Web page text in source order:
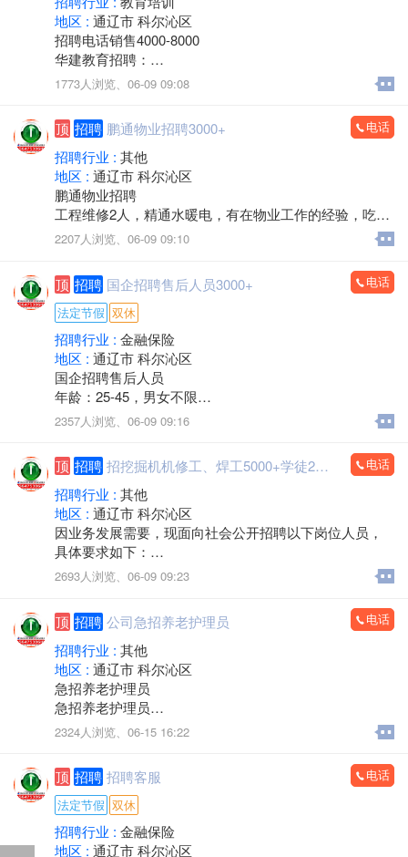
医院资质齐全，各类证件有效，目前正常营业，现金流
充裕，持续盈利，口碑良好，老客户稳定。
转让包含：房产+一级医院资质+现有运营业务，接手即
可正常经营，可协助办理法人变更及相关手续。
诚意转让，价格面议，中介、非诚勿扰。
地区 : 通辽市 科尔沁区
招聘电话销售4000-8000
华建教育招聘：
负责线上、线下课程的销售和服务
主营项目：
执业兽医师、执业药师、二级建造师、中专、大专和本
科学历提升
有无经验都可，有销冠老师带
上班时间：
8点30-12点，下午2点30-6点
每周休息一天
法定节假日休息
过年半个月休息
待遇：保底+绩效提成+团队提成+个人分成+各种福利、
年收入5-8万左右
电话微信同号：18947357031张老师(如需咨询，请在上
班时间拨打)
华建教育
1773人浏览、 06-09 09:08
顶 招聘 鹏通物业招聘3000+ 电话
招聘行业 : 其他
地区 : 通辽市 科尔沁区
鹏通物业招聘
工程维修2人，精通水暖电，有在物业工作的经验，吃苦
耐劳，年龄58周岁以下，带证。
工资待遇：3000-4000元四天公休，节假日串休。
联系电话：15334921717
2207人浏览、 06-09 09:10
顶 招聘 国企招聘售后人员3000+
电话
法定节假 双休
招聘行业 : 金融保险
地区 : 通辽市 科尔沁区
国企招聘售后人员
年龄：25-45，男女不限
工作内容：信息整理，负责打回访电话，工作简单自
由，提供培训。
薪资待遇：半天班，早8.30至10.30，周六日双休，节假
日休。 保底3000+服务津贴。
联系人：靳经理15547555921
2357人浏览、 06-09 09:16
顶 招聘 招挖掘机机修工、焊工5000+学徒2000 电话
招聘行业 : 其他
地区 : 通辽市 科尔沁区
因业务发展需要，现面向社会公开招聘以下岗位人员，
具体要求如下：
一、招聘岗位及岗位职责
负责挖掘机发动机、液压系统检修，液压管路更换等维
修工作；熟悉电路者录用。
挖掘机电焊工
负责挖掘机四轮一带维修、大臂及挖斗焊接加工，可制
作挖掘机挖斗及各类属具。
挖掘机学徒工
要求吃苦耐劳，不怕苦不怕累，学会可长期留用，可供
吃住。年龄19到30岁。
挖掘机修理工：薪资面议。
挖掘机电焊工：5000–7000 元。
挖掘机学徒工：2000元起，工资随着技术提高可调整。
四、工作信息
2693人浏览、 06-09 09:23
顶 招聘 公司急招养老护理员 电话
招聘行业 : 其他
地区 : 通辽市 科尔沁区
急招养老护理员
急招养老护理员
急招养老护理员
硬性要求：持有养老护理员证书或等同证件
微电：18347527073（随时上岗）
2324人浏览、 06-15 16:22
顶 招聘 招聘客服
电话
法定节假 双休
招聘行业 : 金融保险
地区 : 通辽市 科尔沁区